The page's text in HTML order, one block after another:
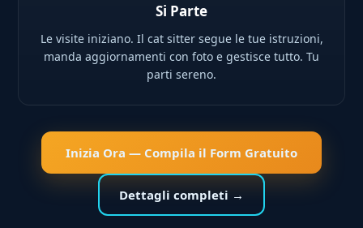
Si Parte
Le visite iniziano. Il cat sitter segue le tue istruzioni,
manda aggiornamenti con foto e gestisce tutto. Tu
parti sereno.
Inizia Ora — Compila il Form Gratuito
Dettagli completi →